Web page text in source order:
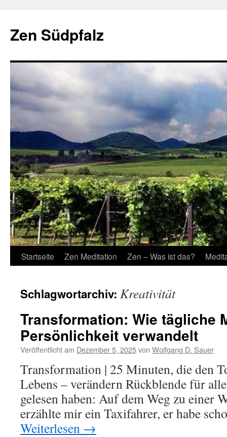
springen
Zen Südpfalz
Startseite Zen Meditation Zen – Was ist das?
Schlagwortarchiv: Kreativität
Transformation: Wie tägliche
Persönlichkeit verwandelt
Veröffentlicht am Dezember 5, 2025von Wolfgang D. Sauer
Transformation | 25 Minuten, die den
Lebens – verändern Rückblende für
gelesen haben: Auf dem Weg zu einer
erzählte mir ein Taxifahrer, er habe
Weiterlesen →